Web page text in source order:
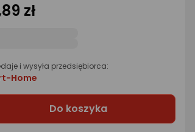
zł
i wysyła przedsiębiorca:
Home
Do koszyka